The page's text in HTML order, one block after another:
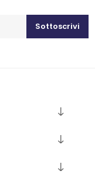
Sottoscrivi